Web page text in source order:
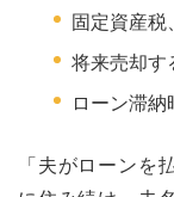
固定資産税
将来売却す
ローン滞
「夫がローンを